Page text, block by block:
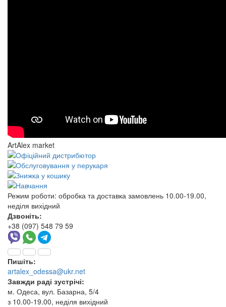
ArtAlex market
Режим роботи: обробка та доставка замовлень 10.00-19.00,
неділя вихідний
Дзвоніть:
+38 (097) 548 79 59
Пишіть:
artalex_odessa@ukr.net
Завжди раді зустрічі:
м. Одеса, вул. Базарна, 5/4
з 10.00-19.00, неділя вихідний